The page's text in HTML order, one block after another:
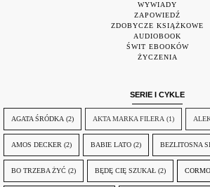
WYWIADY
ZAPOWIEDŹ
ZDOBYCZE KSIĄŻKOWE
AUDIOBOOK
ŚWIT EBOOKÓW
ŻYCZENIA
SERIE I CYKLE
AGATA ŚRÓDKA (2) AKTA MARKA FILERA (1)
AMOS DECKER (2) BABIE LATO (2) BEZLITOSNA
BO TRZEBA ŻYĆ (2) BĘDĘ CIĘ SZUKAŁ (2)